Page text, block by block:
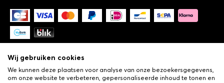
Wij gebruiken cookies
We kunnen deze plaatsen voor analyse van onze bezoekersgegevens,
om onze website te verbeteren, gepersonaliseerde inhoud te tonen en